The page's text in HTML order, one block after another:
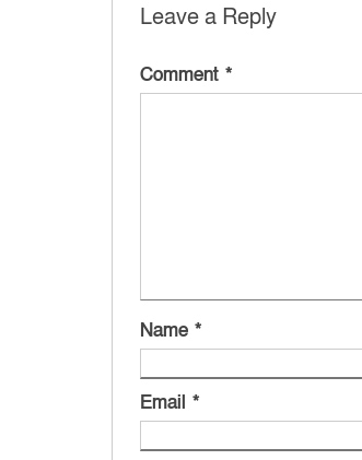
Leave a Reply
Comment *
Name *
Email *